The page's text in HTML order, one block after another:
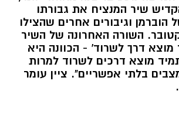
שיר המנציח את גבורתו
הוברמן וגיבורים אחרים שהצילו
ב7 באוקטובר. השורה האחרונה של השיר
מוצא דרך לשרוד' - הכוונה היא
מוצא דרכים לשרוד למרות
בלתי אפשריים". ציין עומר